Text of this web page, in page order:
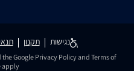
נגישות תקנון
the GooglePrivacy Policyand Terms of
apply